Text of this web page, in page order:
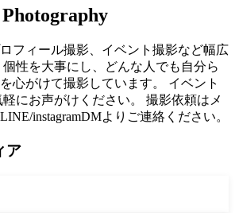
フィール撮影、イベント撮影など幅広
個性を大事にし、どんな人でも自分ら
心がけて撮影しています。 イベント
にお声がけください。 撮影依頼はメ
instagramDMよりご連絡ください。
ア